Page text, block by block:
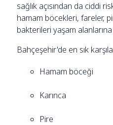
sağlık açısından da ciddi
hamam böcekleri, fareler,
bakterileri yaşam alanlarına
Bahçeşehir'de en sık
Hamam böceği
Karınca
Pire